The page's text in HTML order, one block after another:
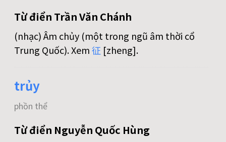
Từ điển Trần Văn Chánh
(nhạc) Âm chủy (một trong ngũ âm thời cổ
Trung Quốc). Xem征 [zheng].
trủy
phồn thể
Từ điển Nguyễn Quốc Hùng